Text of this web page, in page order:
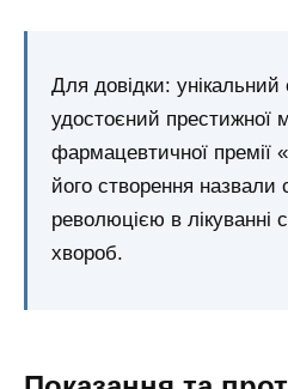
Для довідки:
удостоєний престижної
фармацевтичної премії
його створення назвали
революцією в лікуванні
хвороб.